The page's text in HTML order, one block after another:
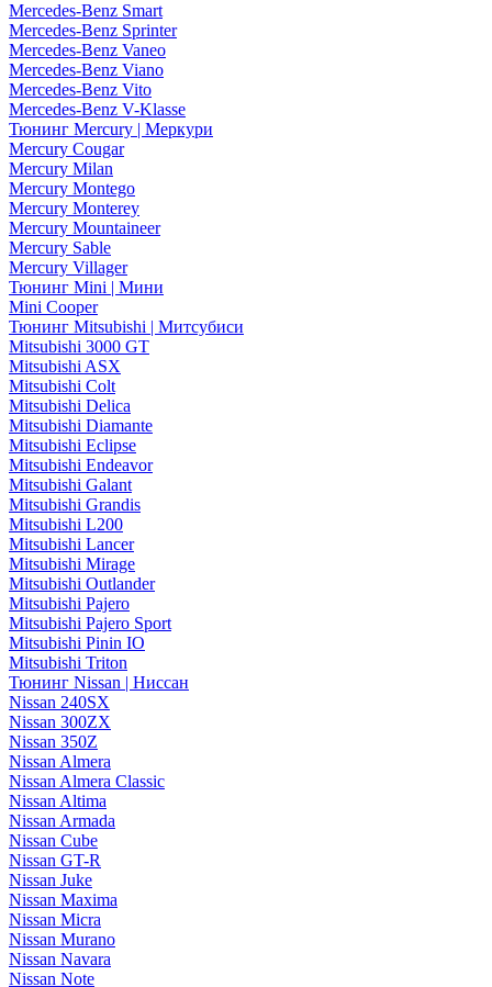
Mercedes-Benz Smart
Mercedes-Benz Sprinter
Mercedes-Benz Vaneo
Mercedes-Benz Viano
Mercedes-Benz Vito
Mercedes-Benz V-Klasse
Тюнинг Mercury | Меркури
Mercury Cougar
Mercury Milan
Mercury Montego
Mercury Monterey
Mercury Mountaineer
Mercury Sable
Mercury Villager
Тюнинг Mini | Мини
Mini Cooper
Тюнинг Mitsubishi | Митсубиси
Mitsubishi 3000 GT
Mitsubishi ASX
Mitsubishi Colt
Mitsubishi Delica
Mitsubishi Diamante
Mitsubishi Eclipse
Mitsubishi Endeavor
Mitsubishi Galant
Mitsubishi Grandis
Mitsubishi L200
Mitsubishi Lancer
Mitsubishi Mirage
Mitsubishi Outlander
Mitsubishi Pajero
Mitsubishi Pajero Sport
Mitsubishi Pinin IO
Mitsubishi Triton
Тюнинг Nissan | Ниссан
Nissan 240SX
Nissan 300ZX
Nissan 350Z
Nissan Almera
Nissan Almera Classic
Nissan Altima
Nissan Armada
Nissan Cube
Nissan GT-R
Nissan Juke
Nissan Maxima
Nissan Micra
Nissan Murano
Nissan Navara
Nissan Note